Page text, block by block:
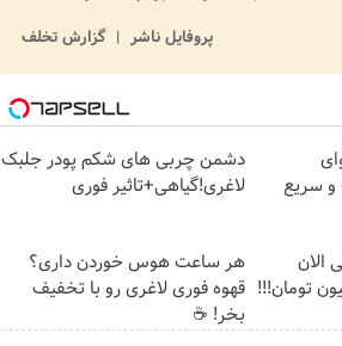
پروفایل ناشر
گزارش تخلف
و سریع
دشمن چربی های شکم پودر جلبک
لاغری!گیاهی+تاثیر فوری
الان
هر ساعت هوس خوردن داری؟
قهوه فوری لاغری رو با تخفیف
بخر! ☕